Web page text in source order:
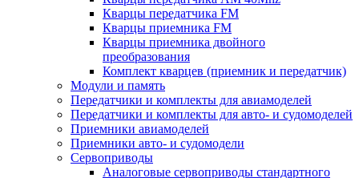
Кварцы передатчика FM
Кварцы приемника FM
Кварцы приемника двойного
преобразования
Комплект кварцев (приемник и передатчик)
Модули и память
Передатчики и комплекты для авиамоделей
Передатчики и комплекты для авто- и судомоделей
Приемники авиамоделей
Приемники авто- и судомодели
Сервоприводы
Аналоговые сервоприводы стандартного